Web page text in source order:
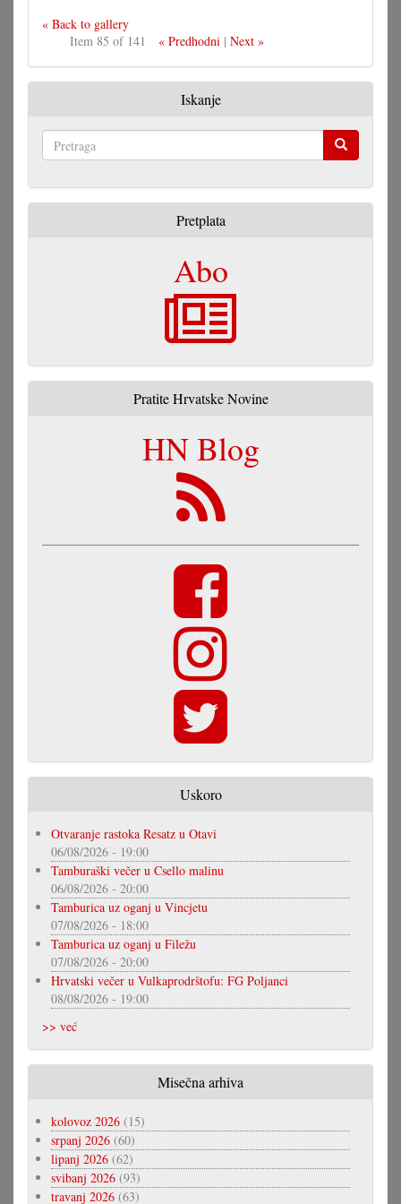
« Back to gallery
Item 85 of 141
« Predhodni| Next »
Iskanje
Pretplata
Abo
Pratite Hrvatske Novine
HN Blog
Uskoro
Otvaranje rastoka Resatz u Otavi
06/08/2026 - 19:00
Tamburaški večer u Csello malinu
06/08/2026 - 20:00
Tamburica uz oganj u Vincjetu
07/08/2026 - 18:00
Tamburica uz oganj u Filežu
07/08/2026 - 20:00
Hrvatski večer u Vulkaprodrštofu: FG Poljanci
08/08/2026 - 19:00
>> već
Misečna arhiva
kolovoz 2026 (15)
srpanj 2026 (60)
lipanj 2026 (62)
svibanj 2026 (93)
travanj 2026 (63)